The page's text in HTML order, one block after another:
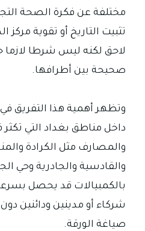
مختلفة عن فكرة الصحة
تثبيت التاريخ أو تقوية مركز
لاحق لكنه ليس شرطا لازما
صحيحة بين أطرافها.
وتظهر أهمية هذا التفريق
داخل مناطق بغداد التي
والمصارف مثل الكرادة
والقادسية والجادرية وحي
بالكمبيالات قد يحصل
شركاء أو مدينين ودائنين
صياغة الورقة.